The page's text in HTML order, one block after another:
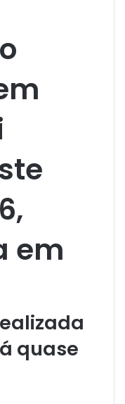
em
quase